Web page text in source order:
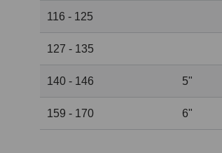
116 - 125
127 - 135
140 - 146 5"
159 - 170 6"